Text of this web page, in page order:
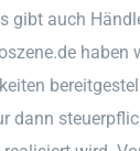
auch
dann